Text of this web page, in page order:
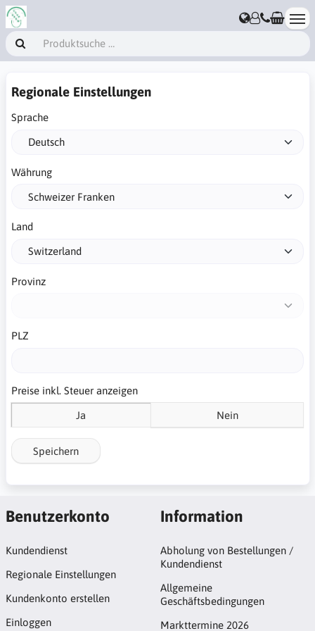
Regionale Einstellungen
Sprache
Währung
Land
Provinz
PLZ
Preise inkl. Steuer anzeigen
Ja Nein
Speichern
Benutzerkonto
Kundendienst
Regionale Einstellungen
Kundenkonto erstellen
Einloggen
Information
Abholung von Bestellungen /
Kundendienst
Allgemeine
Geschäftsbedingungen
Markttermine 2026